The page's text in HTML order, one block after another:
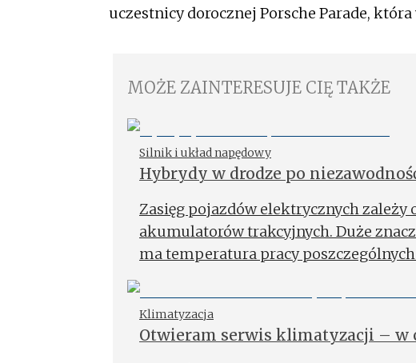
uczestnicy dorocznej Porsche Parade,
MOŻE ZAINTERESUJE CIĘ TAKŻE
Silnik i układ napędowy
Hybrydy w drodze po
Zasięg pojazdów elektrycznych zależy
akumulatorów trakcyjnych. Duże
ma temperatura pracy
Klimatyzacja
Otwieram serwis klimatyzacji – w